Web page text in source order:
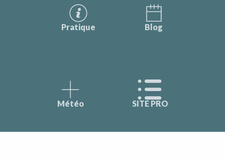
Pratique Blog
Météo SITE PRO